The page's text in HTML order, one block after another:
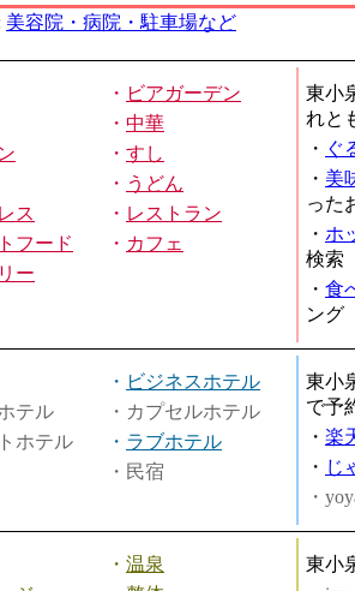
美容院・病院・駐車場など
・ ビアガーデン
・ 中華
・ すし
・ うどん
ス ・ レストラン
フード ・ カフェ
ー
東小
れと
・ ぐ
・ 美
った
・ ホ
検索
・ 食
ング
・ ビジネスホテル
テル
・カプセルホテル
ホテル
・ ラブホテル
・民宿
東小
で予
・ 楽
・ じ
・
・ 温泉
東小